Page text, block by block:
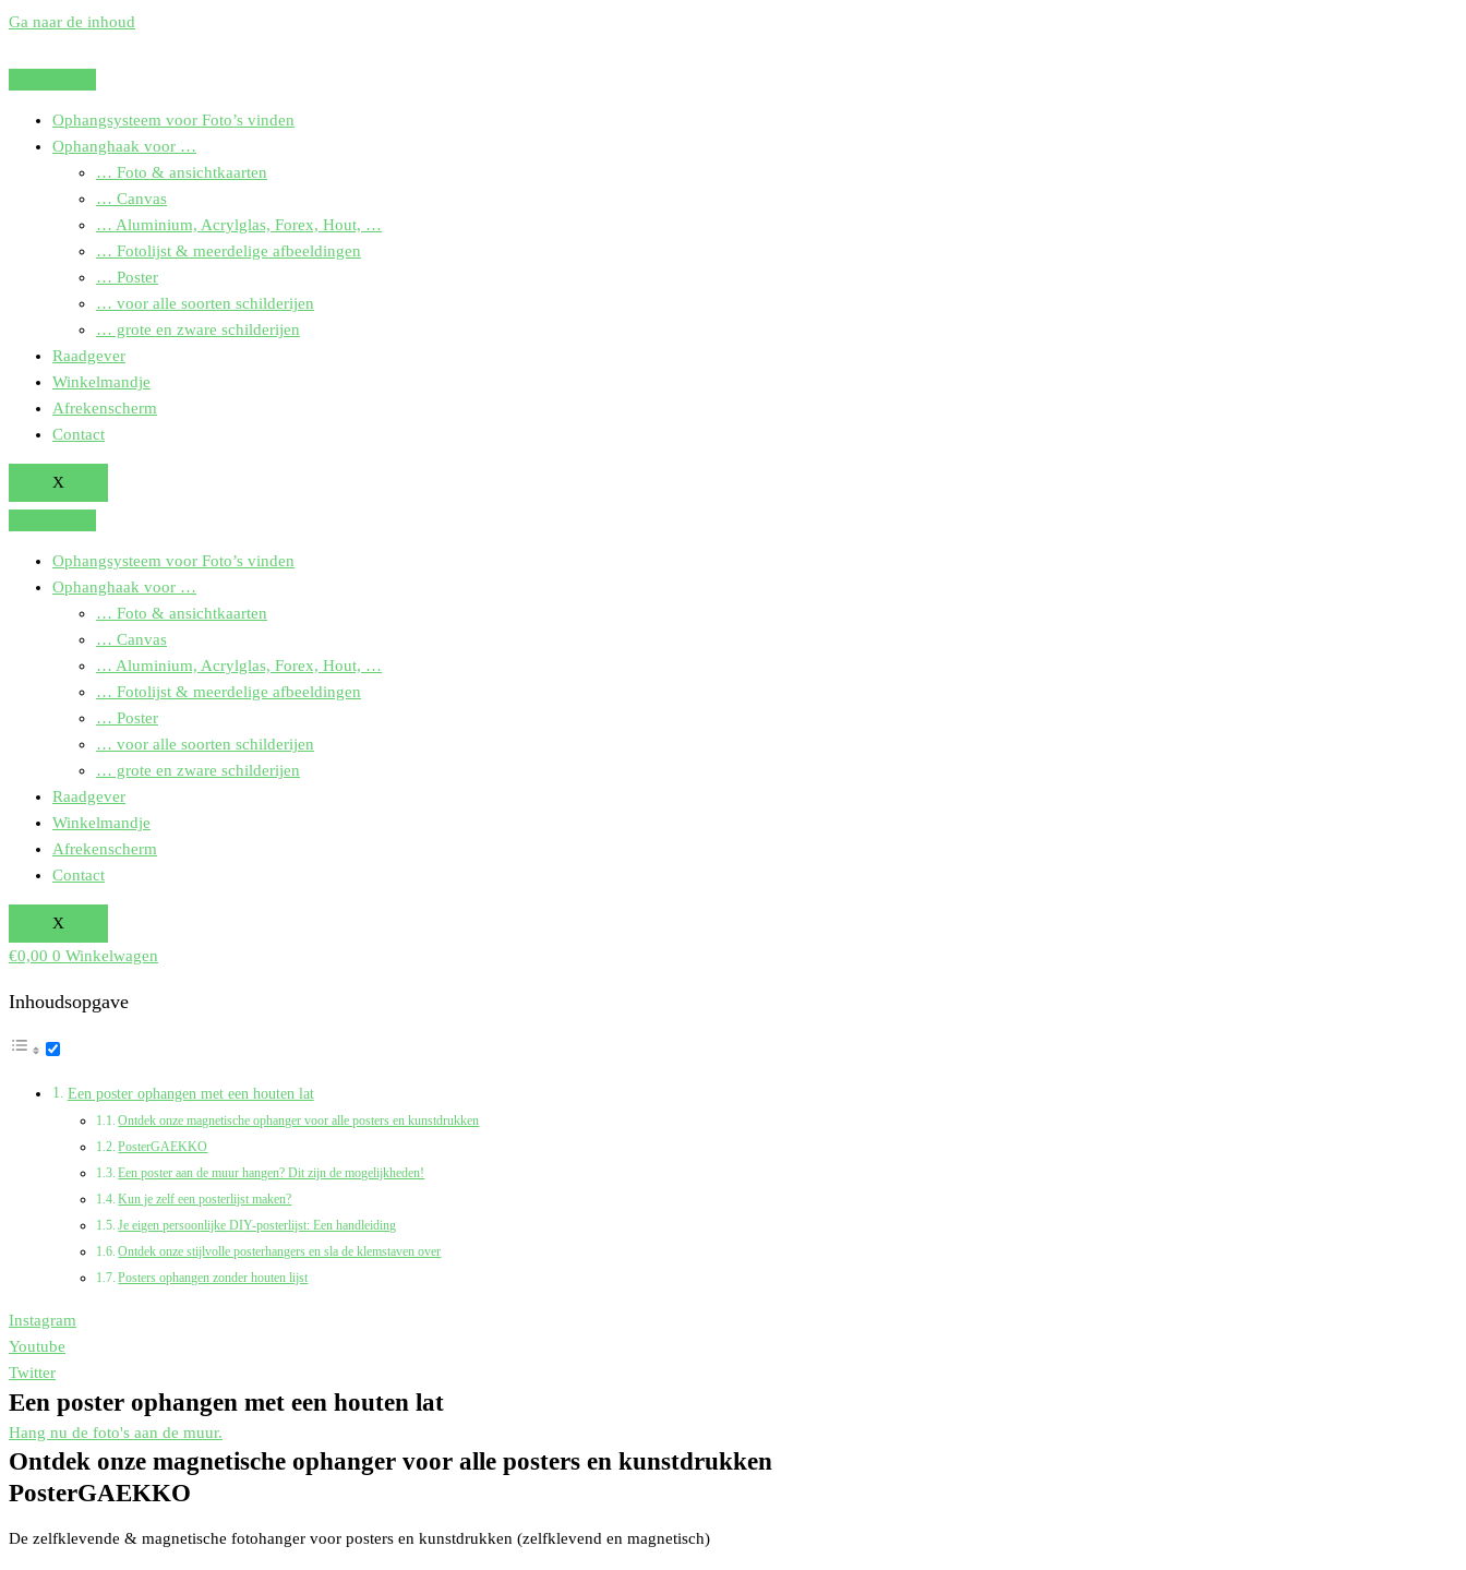
Ga naar de inhoud
Ophangsysteem voor Foto’s vinden
Ophanghaak voor …
… Foto & ansichtkaarten
… Canvas
… Aluminium, Acrylglas, Forex, Hout, …
… Fotolijst & meerdelige afbeeldingen
… Poster
… voor alle soorten schilderijen
… grote en zware schilderijen
Raadgever
Winkelmandje
Afrekenscherm
Contact
X
Ophangsysteem voor Foto’s vinden
Ophanghaak voor …
… Foto & ansichtkaarten
… Canvas
… Aluminium, Acrylglas, Forex, Hout, …
… Fotolijst & meerdelige afbeeldingen
… Poster
… voor alle soorten schilderijen
… grote en zware schilderijen
Raadgever
Winkelmandje
Afrekenscherm
Contact
X
€0,00 0 Winkelwagen
Inhoudsopgave
Een poster ophangen met een houten lat
Ontdek onze magnetische ophanger voor alle posters en kunstdrukken
PosterGAEKKO
Een poster aan de muur hangen? Dit zijn de mogelijkheden!
Kun je zelf een posterlijst maken?
Je eigen persoonlijke DIY-posterlijst: Een handleiding
Ontdek onze stijlvolle posterhangers en sla de klemstaven over
Posters ophangen zonder houten lijst
Instagram
Youtube
Twitter
Een poster ophangen met een houten lat
Hang nu de foto's aan de muur.
Ontdek onze magnetische ophanger voor alle posters en kunstdrukken
PosterGAEKKO
De zelfklevende & magnetische fotohanger voor posters en kunstdrukken (zelfklevend en magnetisch)